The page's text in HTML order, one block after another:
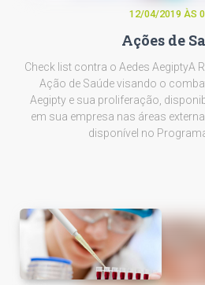
12/04/2019 ÀS
Ações de
Check list contra o Aedes AegiptyA
Ação de Saúde visando o
Aegipty e sua proliferação,
em sua empresa nas áreas
disponível no